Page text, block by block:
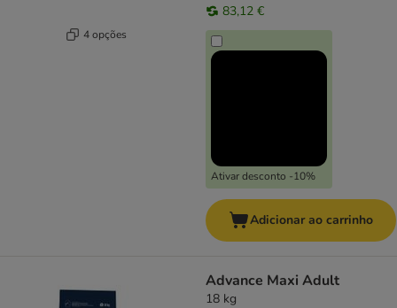
4 opções
83,12 €
Ativar desconto -10%
Adicionar ao carrinho
Advance Maxi Adult
18 kg